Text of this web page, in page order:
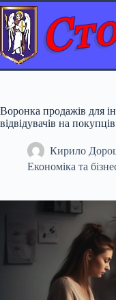
Перейти
до
вмісту
Воронка продажів для
відвідувачів на покупців
Кирило
Економіка та